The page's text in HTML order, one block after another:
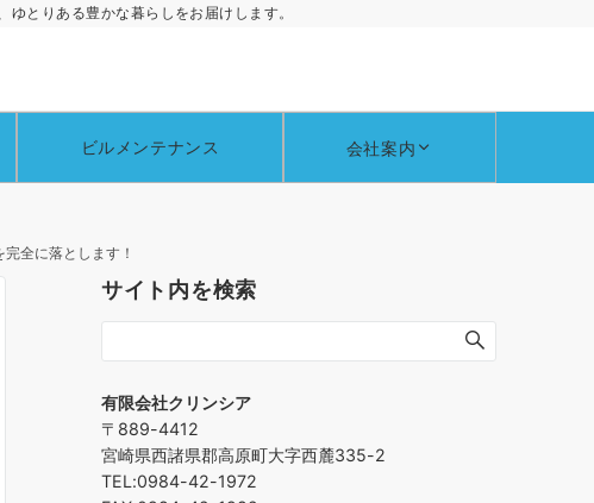
とりある豊かな暮らしをお届けします。
ビルメンテナンス 会社案内
全に落とします！
サイト内を検索
有限会社クリンシア
〒889-4412
宮崎県西諸県郡高原町大字西麓335-2
TEL:0984-42-1972